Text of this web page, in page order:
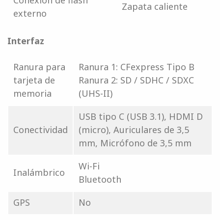
externo
Zapata caliente
Interfaz
Ranura para
tarjeta de
memoria
Ranura 1: CFexpress Tipo B
Ranura 2: SD / SDHC / SDXC
(UHS-II)
Conectividad
USB tipo C (USB 3.1), HDMI D
(micro), Auriculares de 3,5
mm, Micrófono de 3,5 mm
Inalámbrico
Wi-Fi
Bluetooth
GPS
No